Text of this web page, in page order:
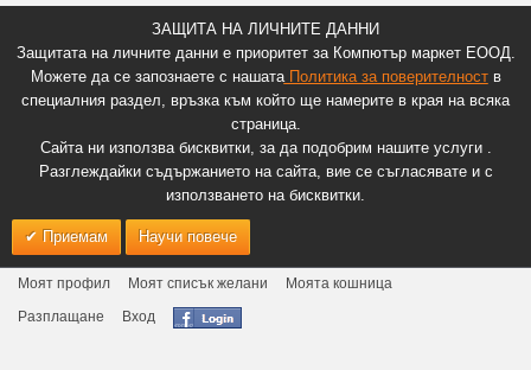
ЗАЩИТА НА ЛИЧНИТЕ ДАННИ
Защитата на личните данни е приоритет за Компютър маркет ЕООД.
Можете да се запознаете с нашатаПолитика за поверителноств
специалния раздел, връзка към който ще намерите в края на всяка
страница.
Сайта ни използва бисквитки, за да подобрим нашите услуги .
Разглеждайки съдържанието на сайта, вие се съгласявате и с
използването на бисквитки.
Приемам Научи повече
Моят профил Моят списък желани
Моята кошница
Разплащане
Вход